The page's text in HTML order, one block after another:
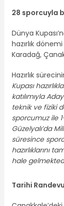
28 sporcuyla
Dünya
hazırlık
Karadağ,
Hazırlık
Kupası
katılımıyla
teknik ve fiziki
sporcumuz ile
Güzelyalı’da
süresince
hazırlıklarını
hale
Tarihi